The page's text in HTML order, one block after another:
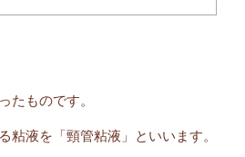
たものです。
液を「頸管粘液」といいます。